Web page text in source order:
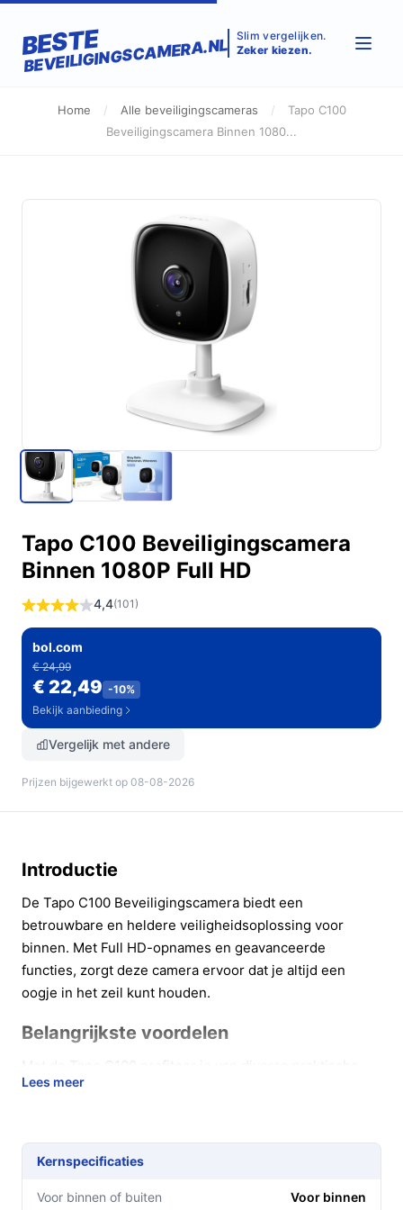
BESTE
BEVEILIGINGSCAMERA.NL Slim vergelijken.
Zeker kiezen.
Home / Alle beveiligingscameras /
Tapo C100
Beveiligingscamera Binnen 1080...
Tapo C100 Beveiligingscamera
Binnen 1080P Full HD
4,4(101)
bol.com
€ 24,99
€ 22,49 -10%
Bekijk aanbieding
Vergelijk met andere
Prijzen bijgewerkt op 08-08-2026
Introductie
De Tapo C100 Beveiligingscamera biedt een
betrouwbare en heldere veiligheidsoplossing voor
binnen. Met Full HD-opnames en geavanceerde
functies, zorgt deze camera ervoor dat je altijd een
oogje in het zeil kunt houden.
Belangrijkste voordelen
voordelen die bijdragen aan jouw gemoedsrust:
scherpe videobeelden, ideaal voor het herkennen
van gezichten of belangrijke details.
Bewegingsdetectie met meldingen: Ontvang real-
Lees meer
Kernspecificaties
Voor binnen of buiten Voor binnen